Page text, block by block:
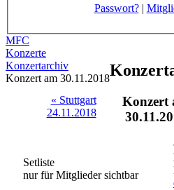
Passwort?|
MFC
Konzerte
Konzertarchiv
Konzert am 30.11.2018
« Stuttgart
24.11.2018
Konzert
Setliste
nur für Mitglieder sichtbar